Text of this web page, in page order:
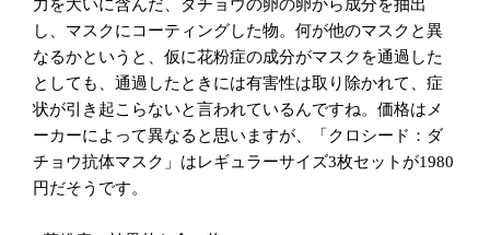
し、マスクにコーティングした物。何が他のマスクと異
なるかというと、仮に花粉症の成分がマスクを通過した
としても、通過したときには有害性は取り除かれて、症
状が引き起こらないと言われているんですね。価格はメ
ーカーによって異なると思いますが、「クロシード：ダ
チョウ抗体マスク」はレギュラーサイズ3枚セットが1980
円だそうです。